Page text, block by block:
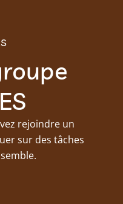
rejoindre un
sur des tâches